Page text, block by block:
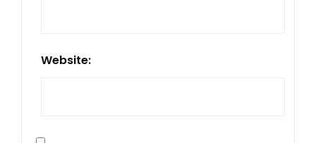
Website: